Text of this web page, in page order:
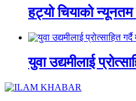
हट्यो चियाको
युवा उद्यमीलाई